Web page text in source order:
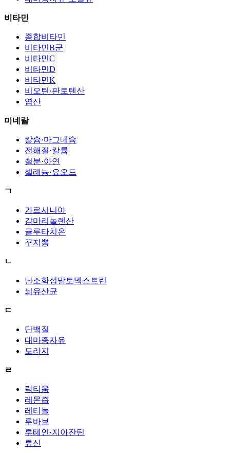
비타민
종합비타민
비타민B군
비타민C
비타민D
비타민K
비오틴·판토텐산
엽산
미네랄
칼슘·마그네슘
전해질·칼륨
철분·아연
셀레늄·요오드
ㄱ
가르시니아
감마리놀렌산
글루타치온
꾸지뽕
ㄴ
난소화성말토덱스트린
뇌유산균
ㄷ
단백질
대마종자유
도라지
ㄹ
락티움
레몬즙
레티놀
루바브
루테인·지아잔틴
류신